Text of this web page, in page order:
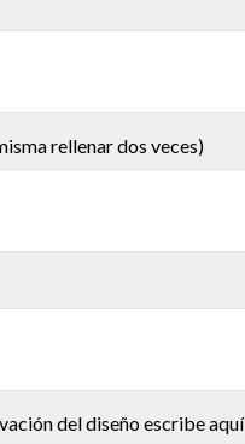
rellenar dos veces)
del diseño escribe aquí